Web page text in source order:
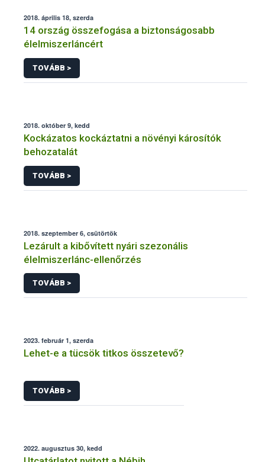
2018. április 18, szerda
14 ország összefogása a biztonságosabb
élelmiszerláncért
TOVÁBB >
2018. október 9, kedd
Kockázatos kockáztatni a növényi károsítók
behozatalát
TOVÁBB >
2018. szeptember 6, csütörtök
Lezárult a kibővített nyári szezonális
élelmiszerlánc-ellenőrzés
TOVÁBB >
2023. február 1, szerda
Lehet-e a tücsök titkos összetevő?
TOVÁBB >
2022. augusztus 30, kedd